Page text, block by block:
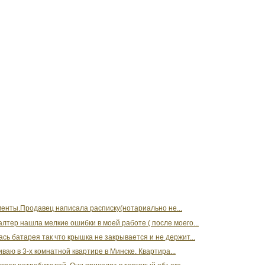
написала расписку(нотариально не...
нашла мелкие ошибки в моей работе ( после моего...
батарея так что крышка не закрывается и не держит...
в 3-х комнатной квартире в Минске. Квартира...